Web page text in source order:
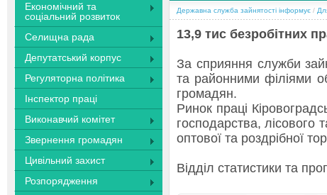
Економічний та
соціальний розвиток
Селищна рада
Депутатський корпус
Регуляторна політика
Інспектор праці
Виконавчий комітет
Звернення громадян
Цивільний захист
Розпорядження
Державна служба зайнятості інформує /
13,9 тис безробітних
За сприяння служби
та районними філіями
громадян.
Ринок праці
господарства, лісового
оптової та роздрібної
Відділ статистики та